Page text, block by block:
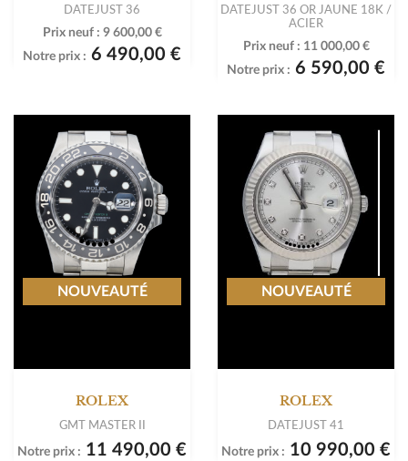
DATEJUST 36
Prix neuf : 9 600,00 €
Notre prix : 6 490,00 €
DATEJUST 36 OR JAUNE 18K /
ACIER
Prix neuf : 11 000,00 €
Notre prix : 6 590,00 €
ROLEX
GMT MASTER II
Notre prix : 11 490,00 €
NOUVEAUTÉ
ROLEX
DATEJUST 41
Notre prix : 10 990,00 €
NOUVEAUTÉ